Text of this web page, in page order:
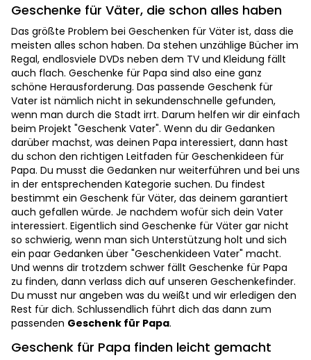
Geschenke für Väter, die schon alles haben
Das größte Problem bei Geschenken für Väter ist, dass die
meisten alles schon haben. Da stehen unzählige Bücher im
Regal, endlosviele DVDs neben dem TV und Kleidung fällt
auch flach. Geschenke für Papa sind also eine ganz
schöne Herausforderung. Das passende Geschenk für
Vater ist nämlich nicht in sekundenschnelle gefunden,
wenn man durch die Stadt irrt. Darum helfen wir dir einfach
beim Projekt "Geschenk Vater". Wenn du dir Gedanken
darüber machst, was deinen Papa interessiert, dann hast
du schon den richtigen Leitfaden für Geschenkideen für
Papa. Du musst die Gedanken nur weiterführen und bei uns
in der entsprechenden Kategorie suchen. Du findest
bestimmt ein Geschenk für Väter, das deinem garantiert
auch gefallen würde. Je nachdem wofür sich dein Vater
interessiert. Eigentlich sind Geschenke für Väter gar nicht
so schwierig, wenn man sich Unterstützung holt und sich
ein paar Gedanken über "Geschenkideen Vater" macht.
Und wenns dir trotzdem schwer fällt Geschenke für Papa
zu finden, dann verlass dich auf unseren Geschenkefinder.
Du musst nur angeben was du weißt und wir erledigen den
Rest für dich. Schlussendlich führt dich das dann zum
passenden Geschenk für Papa.
Geschenk für Papa finden leicht gemacht